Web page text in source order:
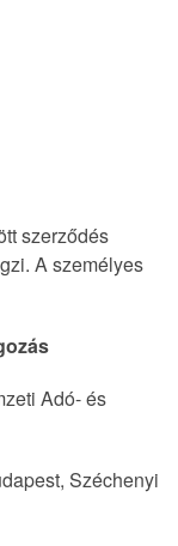
szerződés
A személyes
Adó- és
Széchenyi